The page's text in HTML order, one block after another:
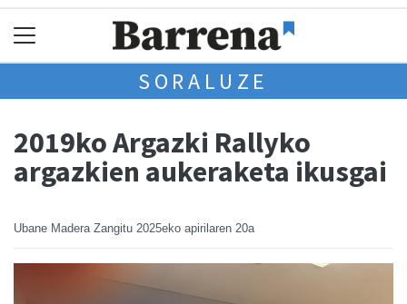
SORALUZE
2019ko Argazki Rallyko
argazkien aukeraketa ikusgai
Ubane Madera Zangitu 2025eko apirilaren 20a